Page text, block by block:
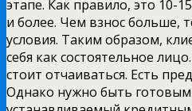
этапе. Как правило, это 10-
и более. Чем взнос больше,
условия. Таким образом,
себя как состоятельное
стоит отчаиваться. Есть
Однако нужно быть